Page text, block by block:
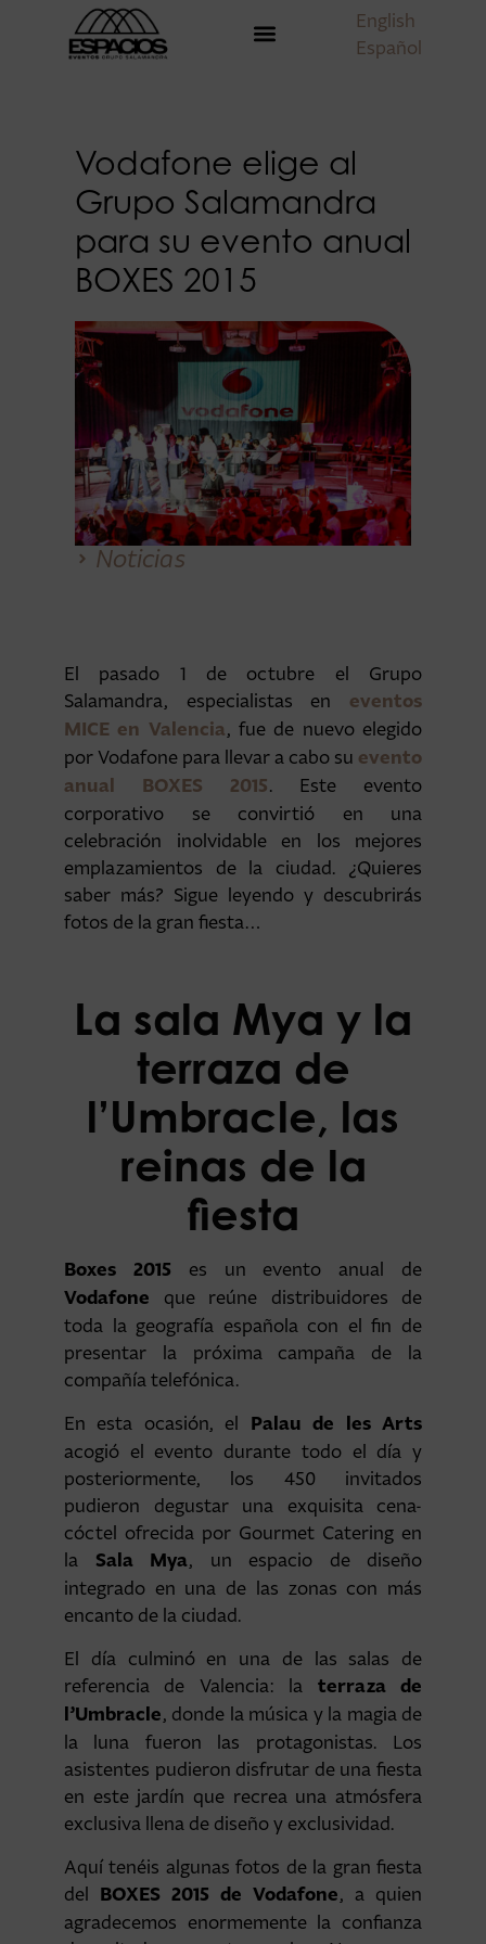
English
Español
Vodafone elige al
Grupo Salamandra
para su evento anual
BOXES 2015
Noticias
El pasado 1 de octubre el Grupo
Salamandra, especialistas en eventos
MICE en Valencia, fue de nuevo elegido
por Vodafone para llevar a cabo su evento
anual BOXES 2015. Este evento
corporativo se convirtió en una
celebración inolvidable en los mejores
emplazamientos de la ciudad. ¿Quieres
saber más? Sigue leyendo y descubrirás
fotos de la gran fiesta…
La sala Mya y la
terraza de
l’Umbracle, las
reinas de la
fiesta
Boxes 2015 es un evento anual de
Vodafone que reúne distribuidores de
toda la geografía española con el fin de
presentar la próxima campaña de la
compañía telefónica.
En esta ocasión, el Palau de les Arts
acogió el evento durante todo el día y
posteriormente, los 450 invitados
pudieron degustar una exquisita cena-
cóctel ofrecida por Gourmet Catering en
la Sala Mya, un espacio de diseño
integrado en una de las zonas con más
encanto de la ciudad.
El día culminó en una de las salas de
referencia de Valencia: la terraza de
l’Umbracle, donde la música y la magia de
la luna fueron las protagonistas. Los
asistentes pudieron disfrutar de una fiesta
en este jardín que recrea una atmósfera
exclusiva llena de diseño y exclusividad.
Aquí tenéis algunas fotos de la gran fiesta
del BOXES 2015 de Vodafone, a quien
agradecemos enormemente la confianza